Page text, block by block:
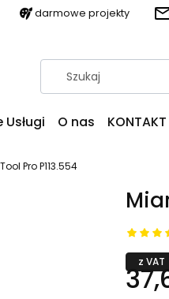
darmowe projekty
Usługi O nas
Pro P113.554
z VAT